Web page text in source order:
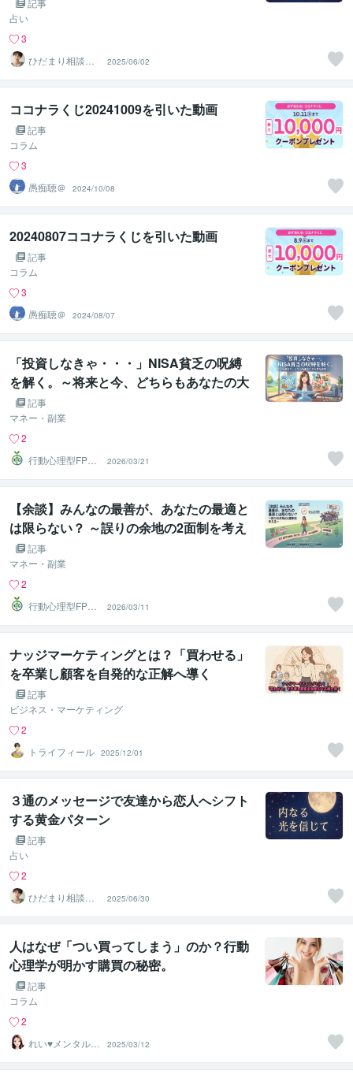
記事
占い
3
ひだまり相談室
ハル
2025/06/02
ココナラくじ20241009を引いた動画
記事
コラム
3
愚痴聴＠
2024/10/08
20240807ココナラくじを引いた動画
記事
コラム
3
愚痴聴＠
2024/08/07
「投資しなきゃ・・・」NISA貧乏の呪縛
を解く。～将来と今、どちらもあなたの大
事な資産～
記事
マネー・副業
2
行動心理型FP＠
しょるだぁ
2026/03/21
【余談】みんなの最善が、あなたの最適と
は限らない？ ～誤りの余地の2面制を考え
る～記事
マネー・副業
2
行動心理型FP＠
しょるだぁ
2026/03/11
ナッジマーケティングとは？「買わせる」
を卒業し顧客を自発的な正解へ導く
記事
ビジネス・マーケティング
2
トライフィール 2025/12/01
３通のメッセージで友達から恋人へシフト
する黄金パターン
記事
占い
2
ひだまり相談室
ハル
2025/06/30
人はなぜ「つい買ってしまう」のか？行動
心理学が明かす購買の秘密。
記事
コラム
2
れい♥メンタルセ
ラピスト
2025/03/12